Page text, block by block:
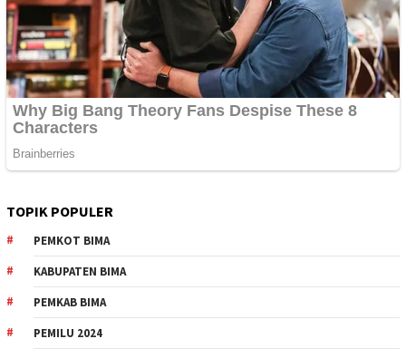
TOPIK POPULER
PEMKOT BIMA
KABUPATEN BIMA
PEMKAB BIMA
PEMILU 2024